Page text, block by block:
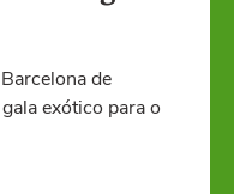
de
exótico para o